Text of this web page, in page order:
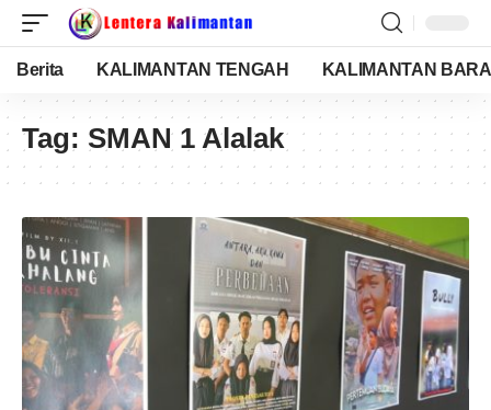
Berita KALIMANTAN TENGAH KALIMANTAN
Tag: SMAN 1 Alalak